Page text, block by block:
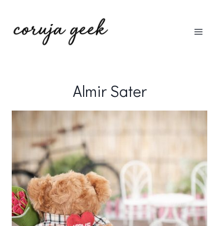
Almir Sater